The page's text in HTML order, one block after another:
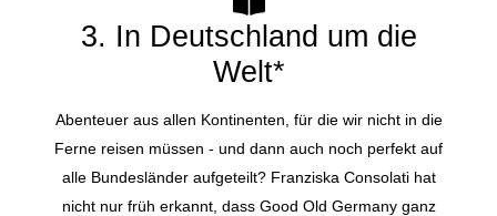
3. In Deutschland um die
Welt*
Abenteuer aus allen Kontinenten, für die wir nicht in die
Ferne reisen müssen - und dann auch noch perfekt auf
alle Bundesländer aufgeteilt? Franziska Consolati hat
nicht nur früh erkannt, dass Good Old Germany ganz